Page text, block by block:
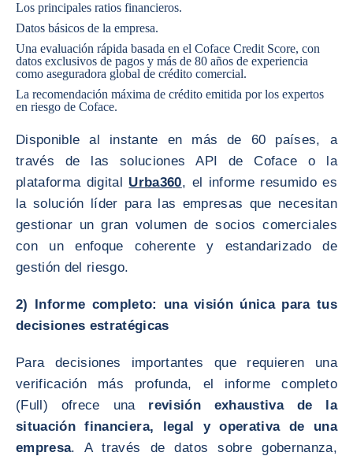
Los principales ratios financieros.
Datos básicos de la empresa.
Una evaluación rápida basada en el Coface Credit Score, con
datos exclusivos de pagos y más de 80 años de experiencia
como aseguradora global de crédito comercial.
La recomendación máxima de crédito emitida por los expertos
en riesgo de Coface.
Disponible al instante en más de 60 países, a
través de las soluciones API de Coface o la
plataforma digital Urba360, el informe resumido es
la solución líder para las empresas que necesitan
gestionar un gran volumen de socios comerciales
con un enfoque coherente y estandarizado de
gestión del riesgo.
2) Informe completo: una visión única para tus
decisiones estratégicas
Para decisiones importantes que requieren una
verificación más profunda, el informe completo
(Full) ofrece una revisión exhaustiva de la
situación financiera, legal y operativa de una
empresa. A través de datos sobre gobernanza,